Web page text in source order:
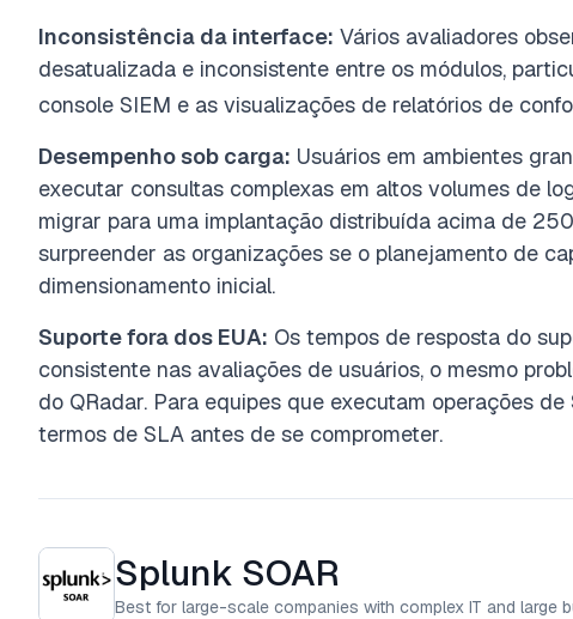
Inconsistência da interface: Vários avaliadores
desatualizada e inconsistente entre os módulos,
console SIEM e as visualizações de relatórios de
Desempenho sob carga: Usuários em ambientes
executar consultas complexas em altos volumes de
migrar para uma implantação distribuída acima de
surpreender as organizações se o planejamento de
dimensionamento inicial.
Suporte fora dos EUA: Os tempos de resposta do
consistente nas avaliações de usuários, o mesmo
do QRadar. Para equipes que executam operações
termos de SLA antes de se comprometer.
Splunk SOAR
Best for large-scale companies with complex IT and large